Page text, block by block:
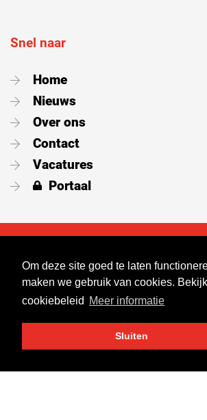
Om deze site goed te laten
maken we gebruik van cookies.
cookiebeleid
Meer informatie
Sluiten
Snel naar
Home
Nieuws
Over ons
Contact
Vacatures
Portaal
Volg ons op social